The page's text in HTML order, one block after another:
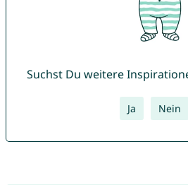
Suchst Du weitere
Ja Nein